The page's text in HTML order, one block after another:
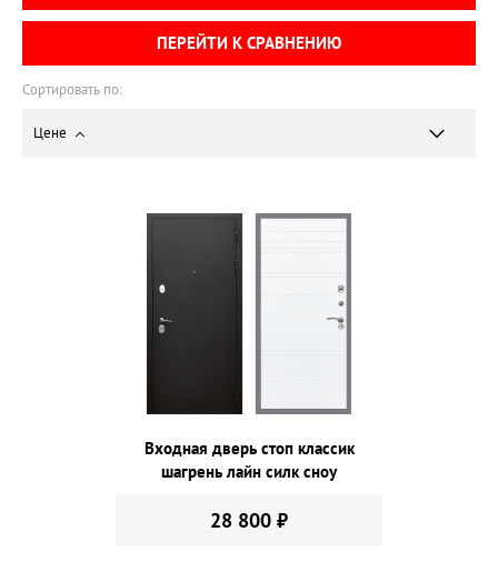
Сортировать по:
Цене
Входная дверь стоп классик
шагрень лайн силк сноу
28 800 ₽
ПЕРЕЙТИ К СРАВНЕНИЮ